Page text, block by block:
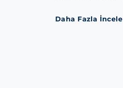
Daha Fazla İncele